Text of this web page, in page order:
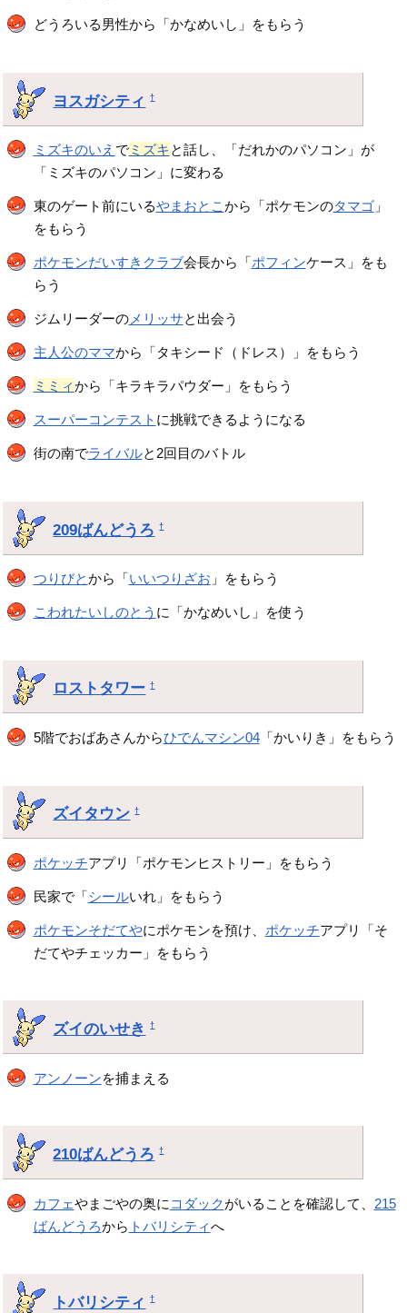
どうろいる男性から「かなめいし」をもらう
ヨスガシティ †
ミズキのいえ でミズキと話し、「だれかのパソコン」が
「ミズキのパソコン」に変わる
東のゲート前にいるやまおとこ から「ポケモンのタマゴ」
をもらう
ポケモンだいすきクラブ会長から「ポフィンケース」をも
らう
ジムリーダーのメリッサと出会う
主人公のママから「タキシード（ドレス）」をもらう
ミミィから「キラキラパウダー」をもらう
スーパーコンテスト に挑戦できるようになる
街の南でライバルと2回目のバトル
209ばんどうろ †
つりびとから「いいつりざお 」をもらう
こわれたいしのとう に「かなめいし」を使う
ロストタワー †
5階でおばあさんからひでんマシン04「かいりき」をもらう
ズイタウン †
ポケッチアプリ「ポケモンヒストリー」をもらう
民家で「シールいれ」をもらう
ポケモンそだてやにポケモンを預け、 ポケッチアプリ「そ
だてやチェッカー」をもらう
ズイのいせき †
アンノーンを捕まえる
210ばんどうろ †
カフェやまごやの奥に コダックがいることを確認して、 215
ばんどうろから トバリシティへ
トバリシティ †